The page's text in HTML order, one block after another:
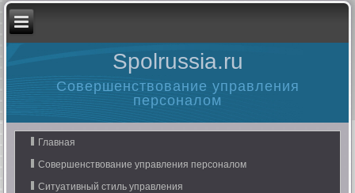
Spolrussia.ru
Совершенствование управления
персоналом
Главная
Совершенствование управления персоналом
Ситуативный стиль управления